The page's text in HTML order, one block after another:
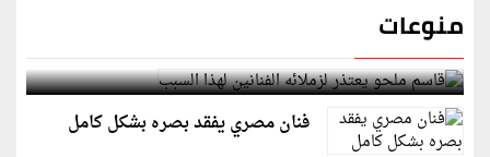
منوعات
قاسم ملحو يعتذر لزملائه الفنانين لهذا السبب
فنان مصري يفقد بصره بشكل كامل